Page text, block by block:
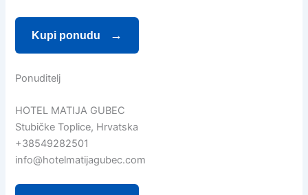
Kupi ponudu
Ponuditelj
HOTEL MATIJA GUBEC
Stubičke Toplice, Hrvatska
+38549282501
info@hotelmatijagubec.com